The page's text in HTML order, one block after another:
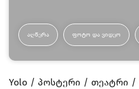
ᲐᲦᲬᲔᲠᲐ ᲤᲝᲢᲝ ᲓᲐ ᲕᲘᲓᲔᲝ
Yolo პოსტერი თეატრი